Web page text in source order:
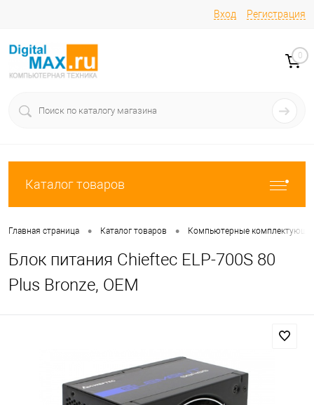
Вход Регистрация
0
Каталог товаров
Главная страница • Каталог товаров • Компьютерные
Блок питания Chieftec ELP-700S 80
Plus Bronze, OEM